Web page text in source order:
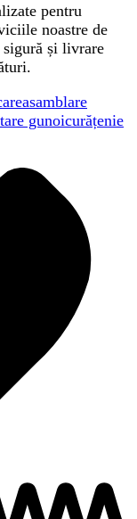
pentru
noastre de
sigură și livrare
asamblare
gunoicurățenie